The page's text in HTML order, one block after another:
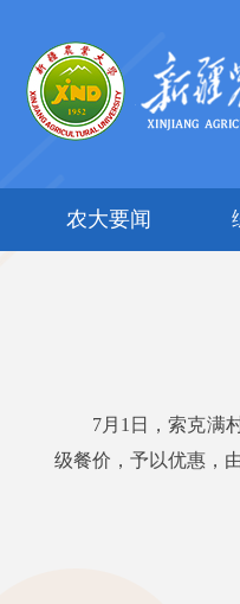
农大要闻
7月1日，索克满
级餐价，予以优惠，